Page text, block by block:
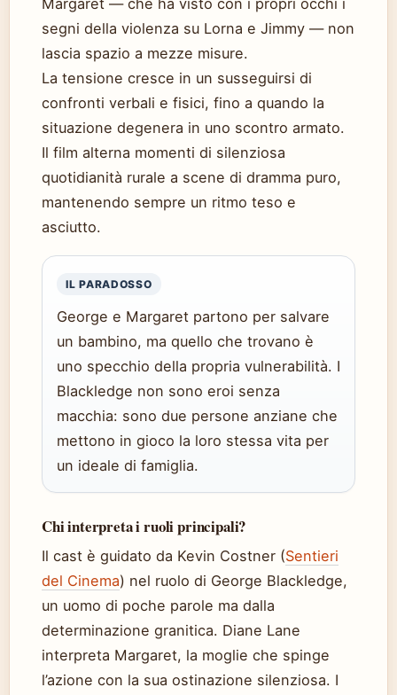
Margaret — che ha visto con i propri occhi i
segni della violenza su Lorna e Jimmy — non
lascia spazio a mezze misure.
La tensione cresce in un susseguirsi di
confronti verbali e fisici, fino a quando la
situazione degenera in uno scontro armato.
Il film alterna momenti di silenziosa
quotidianità rurale a scene di dramma puro,
mantenendo sempre un ritmo teso e
asciutto.
IL PARADOSSO
George e Margaret partono per salvare
un bambino, ma quello che trovano è
uno specchio della propria vulnerabilità. I
Blackledge non sono eroi senza
macchia: sono due persone anziane che
mettono in gioco la loro stessa vita per
un ideale di famiglia.
Chi interpreta i ruoli principali?
Il cast è guidato da Kevin Costner (Sentieri
del Cinema) nel ruolo di George Blackledge,
un uomo di poche parole ma dalla
determinazione granitica. Diane Lane
interpreta Margaret, la moglie che spinge
l’azione con la sua ostinazione silenziosa. I